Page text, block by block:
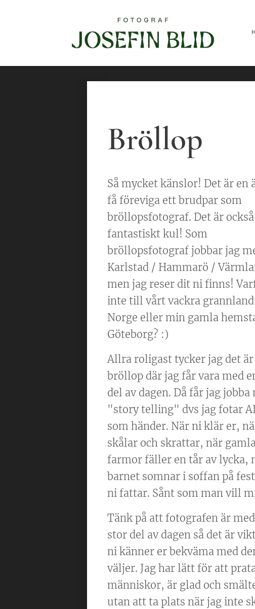
Bröllop
Så mycket känslor! Det är en
få föreviga ett brudpar som
bröllopsfotograf. Det är också
fantastiskt kul! Som
bröllopsfotograf jobbar jag
Karlstad / Hammarö /
men jag reser dit ni finns!
inte till vårt vackra grannland
Norge eller min gamla
Göteborg? :)
Allra roligast tycker jag det
bröllop där jag får vara med
del av dagen. Då får jag jobba
"story telling" dvs jag fotar
som händer. När ni klär er,
skålar och skrattar, när
farmor fäller en tår av lycka,
barnet somnar i soffan på
ni fattar. Sånt som man vill
Tänk på att fotografen är
stor del av dagen så det är
ni känner er bekväma med
väljer. Jag har lätt för att
människor, är glad och
utan att ta plats när jag inte